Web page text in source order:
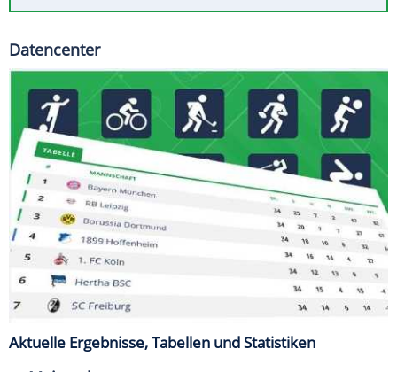
Datencenter
Aktuelle Ergebnisse, Tabellen und Statistiken